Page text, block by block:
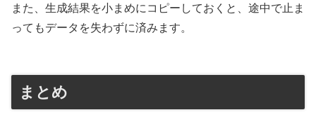
また、生成結果を小まめにコピーしておくと、途中で止ま
ってもデータを失わずに済みます。
まとめ